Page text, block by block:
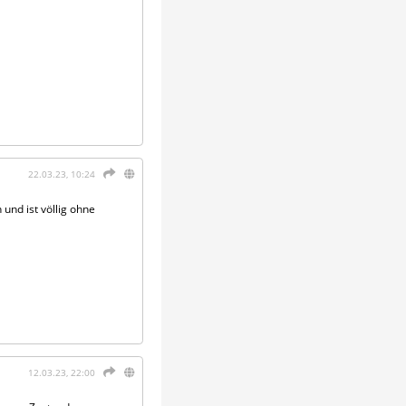
22.03.23, 10:24
und ist völlig ohne
12.03.23, 22:00